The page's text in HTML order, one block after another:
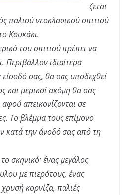
ζεται
παλιού νεοκλασικού σπιτιού
Κουκάκι.
του σπιτιού πρέπει να
Περιβάλλον ιδιαίτερα
σας, θα σας υποδεχθεί
και μερικοί ακόμη θα σας
απεικονίζονται σε
Το βλέμμα τους επίμονο
κατά την άνοδό σας από τη
σκηνικό· ένας μεγάλος
με πιερότους, ένας
κορνίζα, παλιές